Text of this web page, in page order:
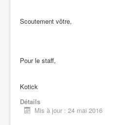
Scoutement vôtre,
Pour le staff,
Kotick
Détails
Mis à jour : 24 mai 2016